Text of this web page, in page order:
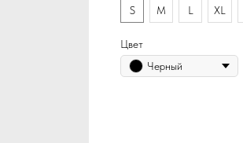
S
M L XL
Цвет
Черный